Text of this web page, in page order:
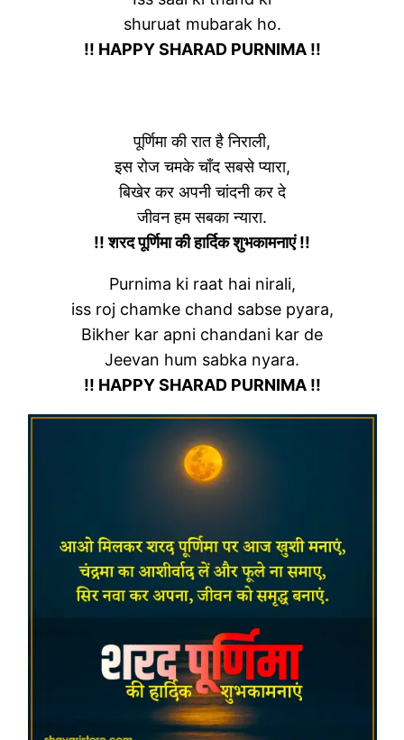
shuruat mubarak ho.
!! HAPPY SHARAD PURNIMA !!
पूर्णिमा की रात है निराली,
इस रोज चमके चाँद सबसे प्यारा,
बिखेर कर अपनी चांदनी कर दे
जीवन हम सबका न्यारा.
!! शरद पूर्णिमा की हार्दिक शुभकामनाएं !!
Purnima ki raat hai nirali,
iss roj chamke chand sabse pyara,
Bikher kar apni chandani kar de
Jeevan hum sabka nyara.
!! HAPPY SHARAD PURNIMA !!